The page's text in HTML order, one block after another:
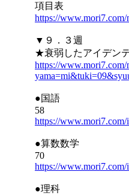
項目表
https://www.mori7.com/
▼９．３週
★衰弱したアイデン
https://
●国語
58
https://
●算数数学
70
https://
●理科